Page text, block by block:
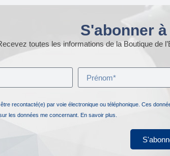
S'abonner
toutes les informations de la Boutique de
recontacté(e) par voie électronique ou téléphonique. Ces
les données me concernant. En savoir plus.